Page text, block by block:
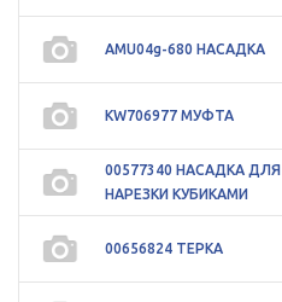
AMU04g-680 НАСАДКА
KW706977 МУФТА
00577340 НАСАДКА ДЛЯ
НАРЕЗКИ КУБИКАМИ
00656824 ТЕРКА